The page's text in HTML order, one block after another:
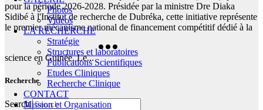
Photos
Vidéos
LA RECHERCHE
Stratégie
Structures et laboratoires
Publications Scientifiques
Etudes Cliniques
Recherche Clinique
CONTACT
Mission et Organisation
pour la période 2026-2028. Présidée par la ministre Dre Diaka
Sidibé à l'Institut de recherche de Dubréka, cette initiative représente
le premier mécanisme national de financement compétitif dédié à la
science en Guinée. Le...
Recherche
Search